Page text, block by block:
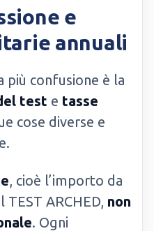
e
annuali
più confusione è la
test e tasse
cose diverse e
, cioè l’importo da
ARCHED, non
. Ogni